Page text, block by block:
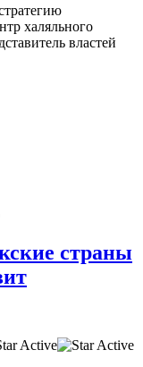
халяльного
властей
страны